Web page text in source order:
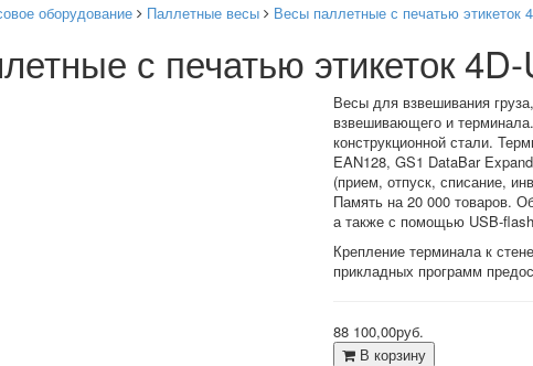
оборудование Паллетные весы Весы паллетные с печатью этикеток
с печатью этикеток
Весы для взвешивания
взвешивающего и
конструкционной стали.
EAN128, GS1 DataBar
(прием, отпуск, списание,
Память на 20 000 товаров.
а также с помощью USB-
Крепление терминала к
прикладных программ
88 100,00руб.
В корзину